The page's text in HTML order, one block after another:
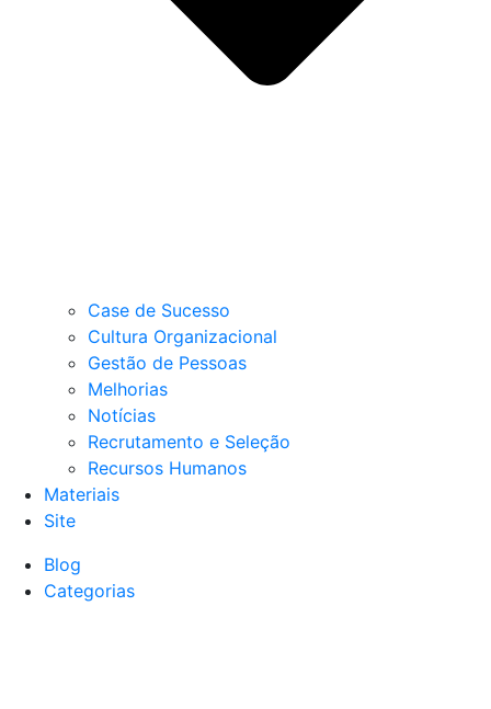
Case de Sucesso
Cultura Organizacional
Gestão de Pessoas
Melhorias
Notícias
Recrutamento e Seleção
Recursos Humanos
Materiais
Site
Blog
Categorias